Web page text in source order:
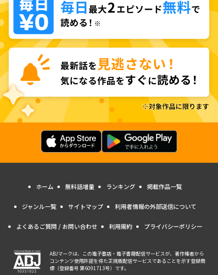
ホーム 無料話増量 ランキング 掲載作品一覧
ジャンル一覧 サイトマップ 利用者情報の外部送信について
よくあるご質問 / お問い合わせ 利用規約 プライバシーポリシー
ABJマークは、この電子書店・電子書籍配信サービスが、著作権者から
コンテンツ使用許諾を得た正規版配信サービスであることを示す登録商
標（登録番号 第6091713号）です。